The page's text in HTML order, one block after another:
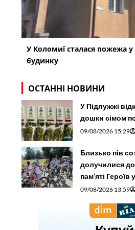
У Коломиї сталася пожежа
будинку
ОСТАННІ НОВИНИ
У Підлужжі
дошки сімом
09/08/2026 15:29
Близько пів
долучилися
пам’яті Героїв
09/08/2026 13:59